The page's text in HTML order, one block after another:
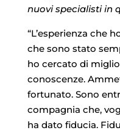
nuovi specialisti in
“L’esperienza che
che sono stato
ho cercato di
conoscenze.
fortunato. Sono
compagnia che,
ha dato fiducia.